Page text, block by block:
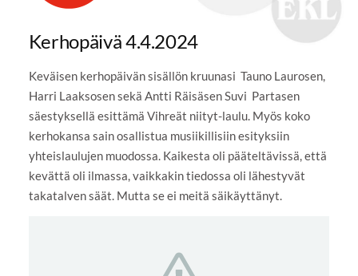
Kerhopäivä 4.4.2024
Keväisen kerhopäivän sisällön kruunasi Tauno Laurosen,
Harri Laaksosen sekä Antti Räisäsen Suvi Partasen
säestyksellä esittämä Vihreät niityt-laulu. Myös koko
kerhokansa sain osallistua musiikillisiin esityksiin
yhteislaulujen muodossa. Kaikesta oli pääteltävissä, että
kevättä oli ilmassa, vaikkakin tiedossa oli lähestyvät
takatalven säät. Mutta se ei meitä säikäyttänyt.